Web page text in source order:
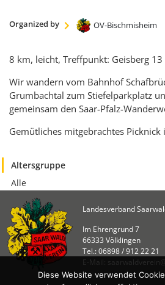
Naturschutz
Kultur &
Heimatpflege
Heimatpreis
WANDERN
Unsere Wege im
Wegemanagement
Lehrgänge
Wandertipps
Aktivitätenübersicht
ANGEBOTE
Mitgliedschaft
Organized by OV-Bischmisheim
8 km, leicht, Treffpunkt: Geisberg
Wir wandern vom Bahnhof
Grumbachtal zum Stiefelparkplatz
gemeinsam den Saar-Pfalz-
Gemütliches mitgebrachtes Picknick
Altersgruppe
Alle
Landesverband
Im Ehrengrund 7
66333 Völklingen
Tel.: 06898 / 912 22 21
E-Mail:
Diese Website verwendet